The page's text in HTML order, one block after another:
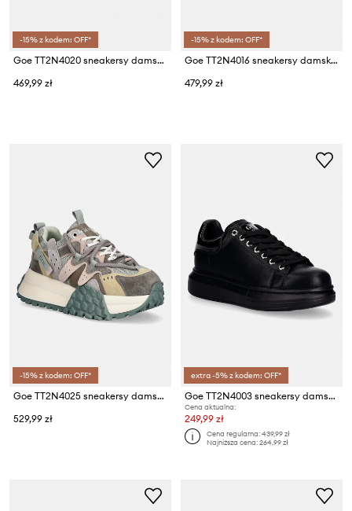
-15% z kodem: OFF*
Goe TT2N4020 sneakersy damskie skórzane
469,99 zł
-15% z kodem: OFF*
Goe TT2N4016 sneakersy damskie
479,99 zł
-15% z kodem: OFF*
Goe TT2N4025 sneakersy damskie
529,99 zł
extra -5% z kodem: OFF*
Goe TT2N4003 sneakersy damskie skórzane
Cena aktualna:
249,99 zł
Cena regularna:439,99 zł
Najniższa cena:264,99 zł